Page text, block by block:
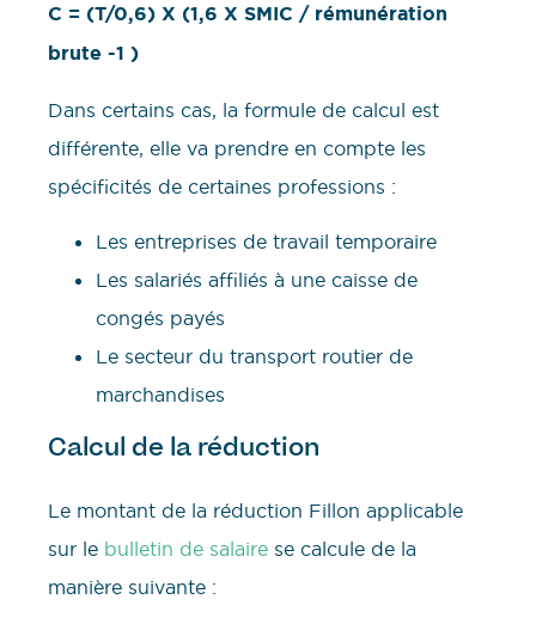
C = (T/0,6) X (1,6 X SMIC / rémunération
brute -1 )
Dans certains cas, la formule de calcul est
différente, elle va prendre en compte les
spécificités de certaines professions :
Les entreprises de travail temporaire
Les salariés affiliés à une caisse de
congés payés
Le secteur du transport routier de
marchandises
Calcul de la réduction
Le montant de la réduction Fillon applicable
sur le bulletin de salaire se calcule de la
manière suivante :